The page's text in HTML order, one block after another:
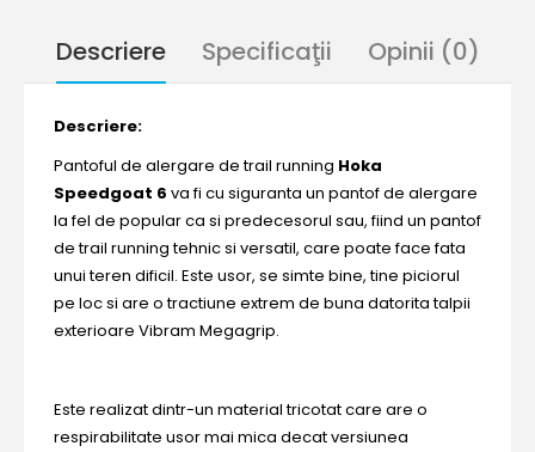
Descriere Specificaţii Opinii (0)
Descriere:
Pantoful de alergare de trail running Hoka
Speedgoat 6 va fi cu siguranta un pantof de alergare
la fel de popular ca si predecesorul sau, fiind un pantof
de trail running tehnic si versatil, care poate face fata
unui teren dificil. Este usor, se simte bine, tine piciorul
pe loc si are o tractiune extrem de buna datorita talpii
exterioare Vibram Megagrip.
Este realizat dintr-un material tricotat care are o
respirabilitate usor mai mica decat versiunea